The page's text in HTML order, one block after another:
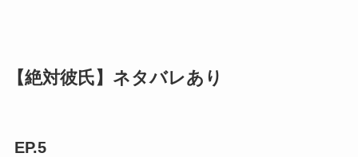
【絶対彼氏】ネタバレあり
EP.5